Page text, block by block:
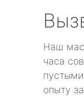
Наш
часа
опыту